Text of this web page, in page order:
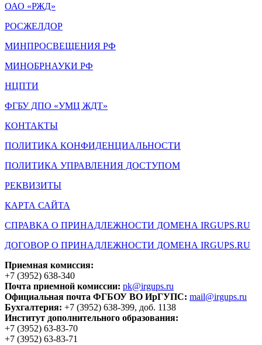
ОАО «РЖД»
РОСЖЕЛДОР
МИНПРОСВЕЩЕНИЯ РФ
МИНОБРНАУКИ РФ
НЦПТИ
ФГБУ ДПО «УМЦ ЖДТ»
КОНТАКТЫ
ПОЛИТИКА КОНФИДЕНЦИАЛЬНОСТИ
ПОЛИТИКА УПРАВЛЕНИЯ ДОСТУПОМ
РЕКВИЗИТЫ
КАРТА САЙТА
СПРАВКА О ПРИНАДЛЕЖНОСТИ ДОМЕНА IRGUPS.RU
ДОГОВОР О ПРИНАДЛЕЖНОСТИ ДОМЕНА IRGUPS.RU
Приемная комиссия:
+7 (3952) 638-340
Почта приемной комиссии: pk@irgups.ru
Официальная почта ФГБОУ ВО ИрГУПС: mail@irgups.ru
Бухгалтерия: +7 (3952) 638-399, доб. 1138
Институт дополнительного образования:
+7 (3952) 63-83-70
+7 (3952) 63-83-71